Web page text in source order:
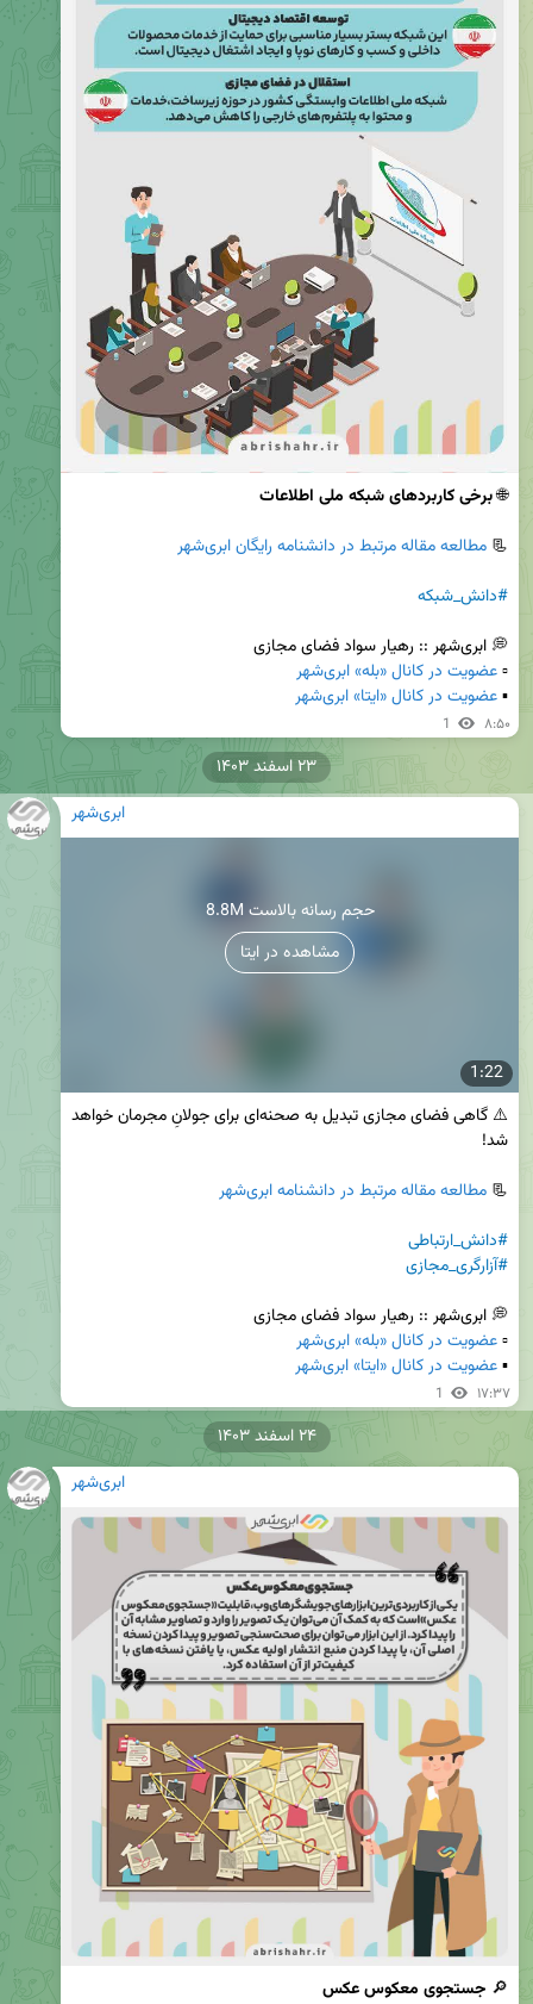
🌐 برخی کاربردهای شبکه ملی اطلاعات
📃 مطالعه مقاله مرتبط در دانشنامه رایگان ابری‌شهر
#دانش_شبکه
▫️ عضویت در کانال «بله» ابری‌شهر
▪️ عضویت در کانال «ایتا» ابری‌شهر
1 ۸:۵۰
ابری‌شهر
1:22
8.8M حجم رسانه بالاست
مشاهده در ایتا
📃 مطالعه مقاله مرتبط در دانشنامه ابری‌شهر
#دانش_ارتباطی
#آزارگری_مجازی
▫️ عضویت در کانال «بله» ابری‌شهر
▪️ عضویت در کانال «ایتا» ابری‌شهر
1 ۱۷:۳۷
۲۳ اسفند ۱۴۰۳
ابری‌شهر
🔎 جستجوی معکوس عکس
۲۴ اسفند ۱۴۰۳